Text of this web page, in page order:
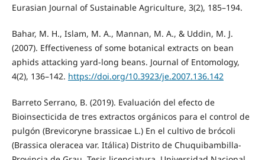
Eurasian Journal of Sustainable Agriculture, 3(2), 185–194.
Bahar, M. H., Islam, M. A., Mannan, M. A., & Uddin, M. J.
(2007). Effectiveness of some botanical extracts on bean
aphids attacking yard-long beans. Journal of Entomology,
4(2), 136–142. https://doi.org/10.3923/je.2007.136.142
Barreto Serrano, B. (2019). Evaluación del efecto de
Bioinsecticida de tres extractos orgánicos para el control de
pulgón (Brevicoryne brassicae L.) En el cultivo de brócoli
(Brassica oleracea var. Itálica) Distrito de Chuquibambilla-